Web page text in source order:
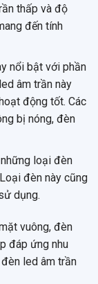
thấp và độ
đến tính
nổi bật với phần
âm trần này
động tốt. Các
bị nóng, đèn
loại đèn
đèn này cũng
dụng.
vuông, đèn
đáp ứng nhu
led âm trần